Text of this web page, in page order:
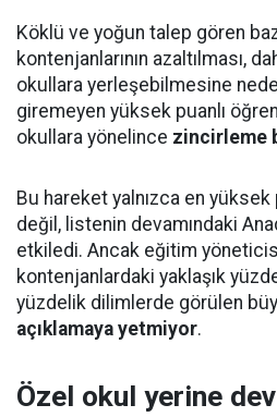
Köklü ve yoğun talep gören
kontenjanlarının azaltılması,
okullara yerleşebilmesine
giremeyen yüksek puanlı
okullara yönelince zincirleme
Bu hareket yalnızca en yüksek
değil, listenin devamındaki
etkiledi. Ancak eğitim
kontenjanlardaki yaklaşık
yüzdelik dilimlerde görülen
açıklamaya yetmiyor.
Özel okul yerine